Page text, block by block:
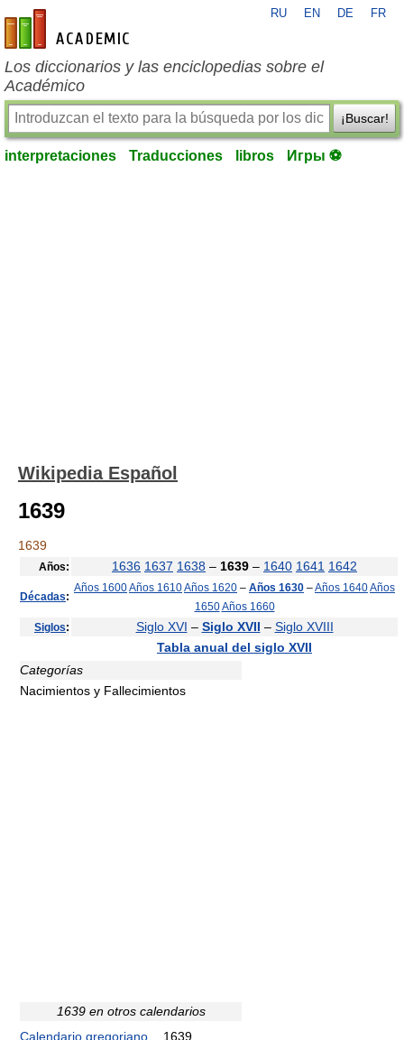
es-academic.com
RU EN DE FR
Los diccionarios y las enciclopedias sobre el
Académico
¡Buscar!
interpretaciones Traducciones libros Игры ⚽
Wikipedia Español
1639
1639
Años: 1636 1637 1638 – 1639 – 1640 1641 1642
Décadas:
Años 1600Años 1610Años 1620 – Años 1630 –Años 1640Años
1650Años 1660
Siglos: Siglo XVI – Siglo XVII – Siglo XVIII
Tabla anual del siglo XVII
Categorías
Nacimientos y Fallecimientos
1639 en otros calendarios
Calendario gregoriano
1639